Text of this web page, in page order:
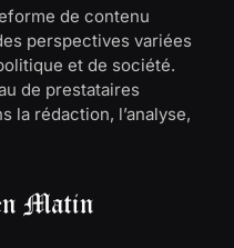
de contenu
perspectives variées
et de société.
de prestataires
la rédaction, l’analyse,